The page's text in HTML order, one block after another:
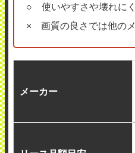
○ 使いやすさや壊れに
× 画質の良さでは他の
メーカー